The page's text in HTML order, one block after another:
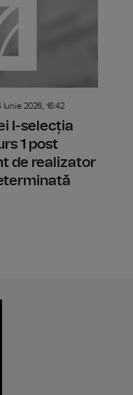
Iunie 2026, 16:42
I-selecția
1 post
de realizator